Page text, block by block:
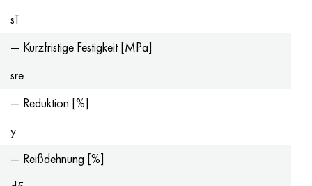
sT
— Kurzfristige Festigkeit [MPa]
sre
— Reduktion [%]
y
— Reißdehnung [%]